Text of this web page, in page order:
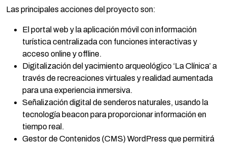
Las principales acciones del proyecto son:
El portal web y la aplicación móvil con información
turística centralizada con funciones interactivas y
acceso online y offline.
Digitalización del yacimiento arqueológico ‘La Clínica’ a
través de recreaciones virtuales y realidad aumentada
para una experiencia inmersiva.
Señalización digital de senderos naturales, usando la
tecnología beacon para proporcionar información en
tiempo real.
Gestor de Contenidos (CMS) WordPress que permitirá